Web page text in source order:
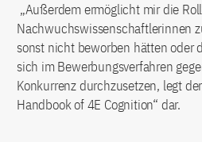
„Außerdem ermöglicht mir die
Nachwuchswissenschaftlerinnen
sonst nicht beworben hätten oder
sich im Bewerbungsverfahren
Konkurrenz durchzusetzen, legt
Handbook of 4E Cognition“ dar.